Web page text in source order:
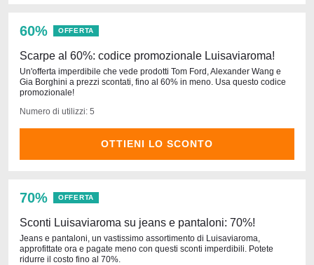
60% OFFERTA
Scarpe al 60%: codice promozionale Luisaviaroma!
Un'offerta imperdibile che vede prodotti Tom Ford, Alexander Wang e
Gia Borghini a prezzi scontati, fino al 60% in meno. Usa questo codice
promozionale!
Numero di utilizzi: 5
OTTIENI LO SCONTO
70% OFFERTA
Sconti Luisaviaroma su jeans e pantaloni: 70%!
Jeans e pantaloni, un vastissimo assortimento di Luisaviaroma,
approfittate ora e pagate meno con questi sconti imperdibili. Potete
ridurre il costo fino al 70%.